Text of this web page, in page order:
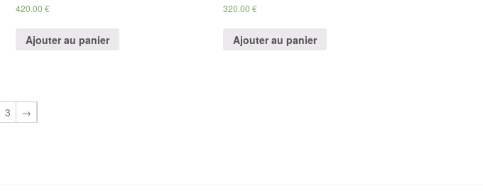
420.00€
Ajouter au panier
320.00€
Ajouter au panier
3 →